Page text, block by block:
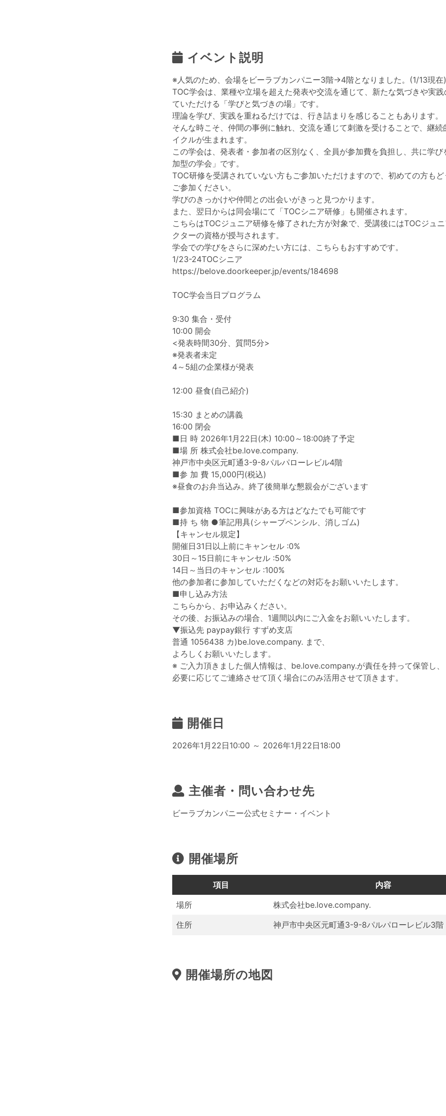
イベント説明
※人気のため、会場をビーラブカンパニー3階→4階となりました。(1/13現在)
TOC学会は、業種や立場を超えた発表や交流を通じて、新たな気づきや実
ていただける「学びと気づきの場」です。
理論を学び、実践を重ねるだけでは、行き詰まりを感じることもあります。
そんな時こそ、仲間の事例に触れ、交流を通じて刺激を受けることで、継続
イクルが生まれます。
この学会は、発表者・参加者の区別なく、全員が参加費を負担し、共に学び
加型の学会」です。
TOC研修を受講されていない方もご参加いただけますので、初めての方も
ご参加ください。
学びのきっかけや仲間との出会いがきっと見つかります。
また、翌日からは同会場にて「TOCシニア研修」も開催されます。
こちらはTOCジュニア研修を修了された方が対象で、受講後にはTOCジュ
クターの資格が授与されます。
学会での学びをさらに深めたい方には、こちらもおすすめです。
1/23-24TOCシニア
https://belove.doorkeeper.jp/events/184698
TOC学会当日プログラム
9:30 集合・受付
10:00 開会
<発表時間30分、質問5分>
※発表者未定
4～5組の企業様が発表
12:00 昼食(自己紹介)
15:30 まとめの講義
16:00 閉会
■日 時 2026年1月22日(木) 10:00～18:00終了予定
■場 所 株式会社be.love.company.
神戸市中央区元町通3-9-8パルパローレビル4階
■参 加 費 15,000円(税込)
※昼食のお弁当込み。終了後簡単な懇親会がございます
■参加資格 TOCに興味がある方はどなたでも可能です
■持 ち 物 ●筆記用具(シャープペンシル、消しゴム)
【キャンセル規定】
開催日31日以上前にキャンセル :0%
30日～15日前にキャンセル :50%
14日～当日のキャンセル :100%
他の参加者に参加していただくなどの対応をお願いいたします。
■申し込み方法
こちらから、お申込みください。
その後、お振込みの場合、1週間以内にご入金をお願いいたします。
▼振込先 paypay銀行 すずめ支店
普通 1056438 カ)be.love.company. まで、
よろしくお願いいたします。
※ ご入力頂きました個人情報は、be.love.company.が責任を持って保管し、
必要に応じてご連絡させて頂く場合にのみ活用させて頂きます。
開催日
2026年1月22日10:00 ～ 2026年1月22日18:00
主催者・問い合わせ先
ビーラブカンパニー公式セミナー・イベント
開催場所
項目
内容
場所
株式会社be.love.company.
住所
神戸市中央区元町通3-9-8パルパローレビル3階
開催場所の地図